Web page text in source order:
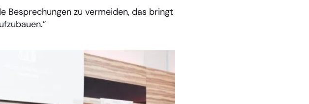
Besprechungen zu vermeiden, das bringt